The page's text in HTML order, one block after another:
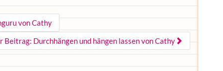
von Cathy
Beitrag: Durchhängen und hängen lassen von Cathy